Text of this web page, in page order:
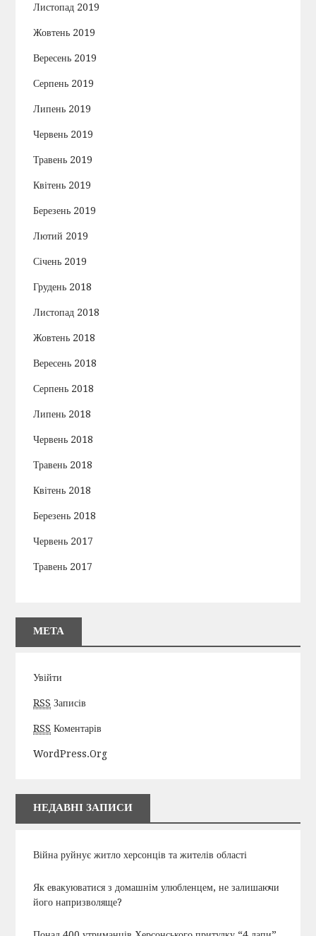
Листопад 2019
Жовтень 2019
Вересень 2019
Серпень 2019
Липень 2019
Червень 2019
Травень 2019
Квітень 2019
Березень 2019
Лютий 2019
Січень 2019
Грудень 2018
Листопад 2018
Жовтень 2018
Вересень 2018
Серпень 2018
Липень 2018
Червень 2018
Травень 2018
Квітень 2018
Березень 2018
Червень 2017
Травень 2017
МЕТА
Увійти
RSS Записів
RSS Коментарів
WordPress.org
НЕДАВНІ ЗАПИСИ
Війна руйнує житло херсонців та жителів області
Як евакуюватися з домашнім улюбленцем, не залишаючи
його напризволяще?